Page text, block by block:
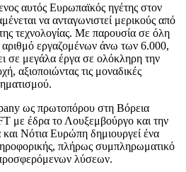
αυτός Ευρωπαϊκός ηγέτης στον
να ανταγωνιστεί μερικούς από
τεχνολογίας. Mε παρουσία σε όλη
αριθμό εργαζομένων άνω των 6.000,
σε μεγάλα έργα σε ολόκληρη την
αξιοποιώντας τις μοναδικές
ως πρωτοπόρου στη Βόρεια
με έδρα το Λουξεμβούργο και την
Νότια Ευρώπη δημιουργεί ένα
πλήρως συμπληρωματικό
λύσεων.